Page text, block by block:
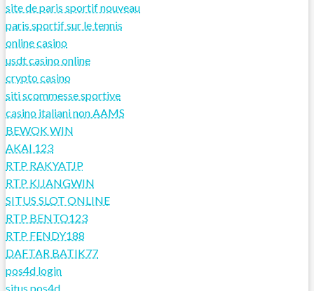
site de paris sportif nouveau
paris sportif sur le tennis
online casino
usdt casino online
crypto casino
siti scommesse sportive
casino italiani non AAMS
BEWOK WIN
AKAI 123
RTP RAKYATJP
RTP KIJANGWIN
SITUS SLOT ONLINE
RTP BENTO123
RTP FENDY188
DAFTAR BATIK77
pos4d login
situs pos4d